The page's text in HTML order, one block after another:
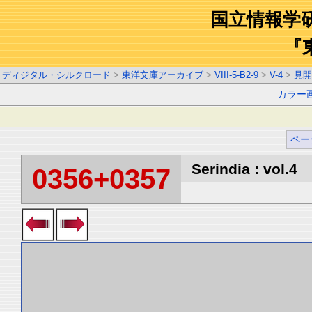
国立情報学
『
ディジタル・シルクロード > 東洋文庫アーカイブ > VIII-5-B2-9 > V-4 > 見
カラー
ペー
0356+0357 Serindia : vol.4